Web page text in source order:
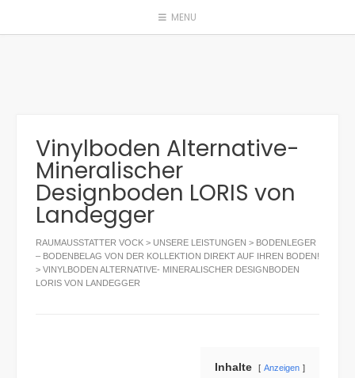
MENU
Vinylboden Alternative-
Mineralischer
Designboden LORIS von
Landegger
RAUMAUSSTATTER VOCK > UNSERE LEISTUNGEN > BODENLEGER
– BODENBELAG VON DER KOLLEKTION DIREKT AUF IHREN BODEN!
> VINYLBODEN ALTERNATIVE- MINERALISCHER DESIGNBODEN
LORIS VON LANDEGGER
Inhalte Anzeigen